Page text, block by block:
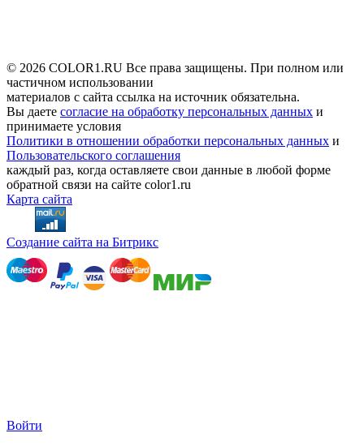
© 2026 COLOR1.RU Все права защищены. При полном или
частичном использовании
материалов с сайта ссылка на источник обязательна.
Вы даете согласие на обработку персональных данных и
принимаете условия
Политики в отношении обработки персональных данных и
Пользовательского соглашения
каждый раз, когда оставляете свои данные в любой форме
обратной связи на сайте color1.ru
Карта сайта
Создание сайта на Битрикс
Войти